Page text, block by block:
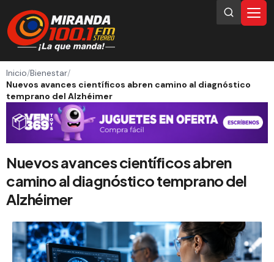
Inicio/Bienestar/
Nuevos avances científicos abren camino al diagnóstico
temprano del Alzhéimer
Nuevos avances científicos abren
camino al diagnóstico temprano del
Alzhéimer